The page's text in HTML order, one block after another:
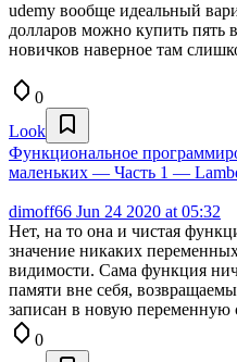
udemy вообще идеальный
долларов можно купить пять
новичков наверное там
0
Look
Функциональное
маленьких — Часть 1 —
dimoff66 Jun 24 2020 at 05:32
Нет, на то она и чистая
значение никаких
видимости. Сама функция
памяти вне себя,
записан в новую переменную
0